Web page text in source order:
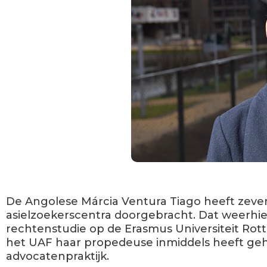
De Angolese Márcia Ventura Tiago heeft
asielzoekerscentra doorgebracht. Dat
rechtenstudie op de Erasmus Universiteit
het UAF haar propedeuse inmiddels heeft
advocatenpraktijk.